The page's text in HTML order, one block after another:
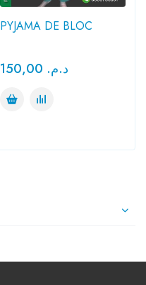
PYJAMA DE BLOC
د.م.